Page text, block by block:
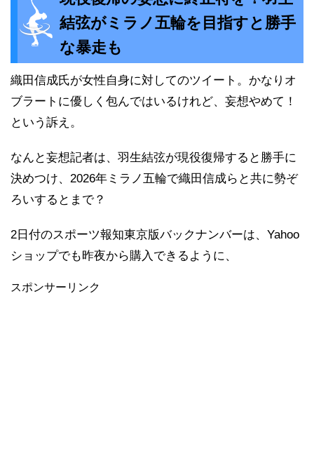
結弦がミラノ五輪を目指すと勝手
な暴走も
織田信成氏が女性自身に対してのツイート。かなりオ
ブラートに優しく包んではいるけれど、妄想やめて！
という訴え。
なんと妄想記者は、羽生結弦が現役復帰すると勝手に
決めつけ、2026年ミラノ五輪で織田信成らと共に勢ぞ
ろいするとまで？
2日付のスポーツ報知東京版バックナンバーは、Yahoo
ショップでも昨夜から購入できるように、
スポンサーリンク